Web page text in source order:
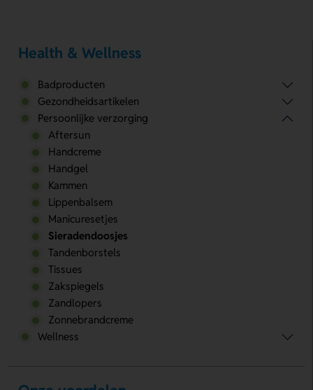
Health & Wellness
Badproducten
Gezondheidsartikelen
Persoonlijke verzorging
Aftersun
Handcreme
Handgel
Kammen
Lippenbalsem
Manicuresetjes
Sieradendoosjes
Tandenborstels
Tissues
Zakspiegels
Zandlopers
Zonnebrandcreme
Wellness